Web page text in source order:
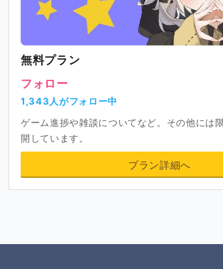
無料プラン
フォロー
1,343人がフォロー中
ゲーム進捗や雑談についてなど。その他には
開しています。
プラン詳細へ